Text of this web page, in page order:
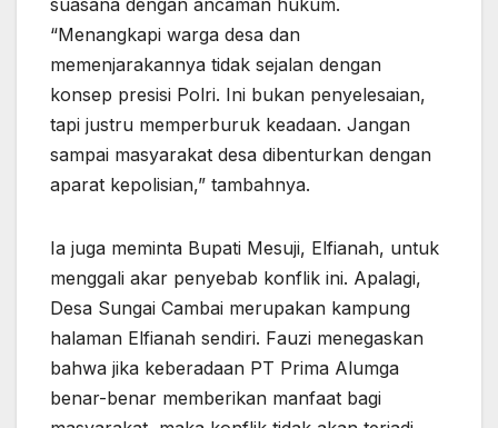
suasana dengan ancaman hukum.
“Menangkapi warga desa dan
memenjarakannya tidak sejalan dengan
konsep presisi Polri. Ini bukan penyelesaian,
tapi justru memperburuk keadaan. Jangan
sampai masyarakat desa dibenturkan dengan
aparat kepolisian,” tambahnya.
Ia juga meminta Bupati Mesuji, Elfianah, untuk
menggali akar penyebab konflik ini. Apalagi,
Desa Sungai Cambai merupakan kampung
halaman Elfianah sendiri. Fauzi menegaskan
bahwa jika keberadaan PT Prima Alumga
benar-benar memberikan manfaat bagi